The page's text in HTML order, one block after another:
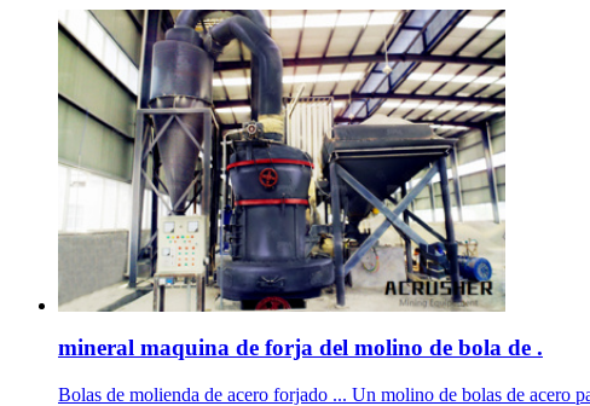
mineral maquina de forja del molino de bola de .
Bolas de molienda de acero forjado ... Un molino de bolas de acero